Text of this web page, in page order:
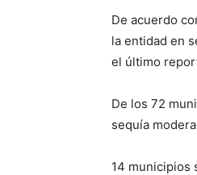
De acuerdo
la entidad en
el último
De los 72
sequía
14 municipios